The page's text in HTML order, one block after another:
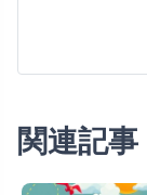
関連記事